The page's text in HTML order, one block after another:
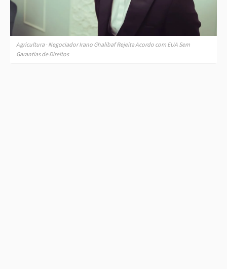
Agricultura · Negociador Irano Ghalibaf Rejeita Acordo com EUA Sem
Garantias de Direitos